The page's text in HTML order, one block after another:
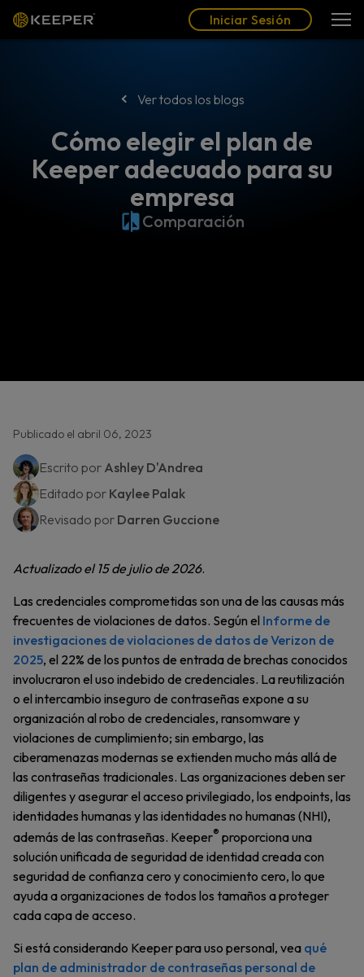
Iniciar Sesión
Ver todos los blogs
Cómo elegir el plan de
Keeper adecuado para su
empresa
Comparación
Publicado el abril 06, 2023
Escrito por Ashley D'Andrea
Editado por Kaylee Palak
Revisado por Darren Guccione
Actualizado el 15 de julio de 2026.
Las credenciales comprometidas son una de las causas más
frecuentes de violaciones de datos. Según el Informe de
investigaciones de violaciones de datos de Verizon de
2025, el 22% de los puntos de entrada de brechas conocidos
involucraron el uso indebido de credenciales. La reutilización
o el intercambio inseguro de contraseñas expone a su
organización al robo de credenciales, ransomware y
violaciones de cumplimiento; sin embargo, las
ciberamenazas modernas se extienden mucho más allá de
las contraseñas tradicionales. Las organizaciones deben ser
diligentes y asegurar el acceso privilegiado, los endpoints, las
identidades humanas y las identidades no humanas (NHI),
además de las contraseñas. Keeper® proporciona una
solución unificada de seguridad de identidad creada con
seguridad de confianza cero y conocimiento cero, lo que
ayuda a organizaciones de todos los tamaños a proteger
cada capa de acceso.
Si está considerando Keeper para uso personal, vea qué
plan de administrador de contraseñas personal de